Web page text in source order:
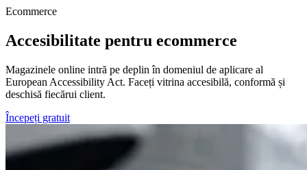
Ecommerce
Accesibilitate pentru ecommerce
Magazinele online intră pe deplin în domeniul de aplicare al
European Accessibility Act. Faceți vitrina accesibilă, conformă și
deschisă fiecărui client.
Începeți gratuit